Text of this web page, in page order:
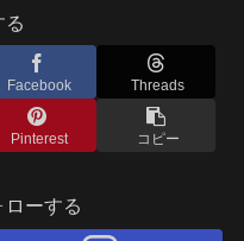
る
Facebook Threads
Pinterest コピー
ローする